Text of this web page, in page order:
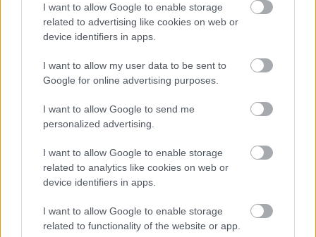
I want to allow Google to enable storage
related to advertising like cookies on web or
device identifiers in apps.
I want to allow my user data to be sent to
Google for online advertising purposes.
I want to allow Google to send me
personalized advertising.
I want to allow Google to enable storage
related to analytics like cookies on web or
device identifiers in apps.
I want to allow Google to enable storage
related to functionality of the website or app.